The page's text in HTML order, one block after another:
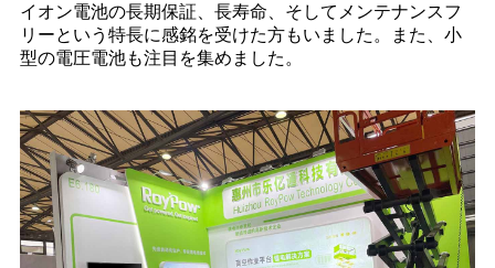
イオン電池の長期保証、長寿命、そしてメンテナンスフ
リーという特長に感銘を受けた方もいました。また、小
型の電圧電池も注目を集めました。